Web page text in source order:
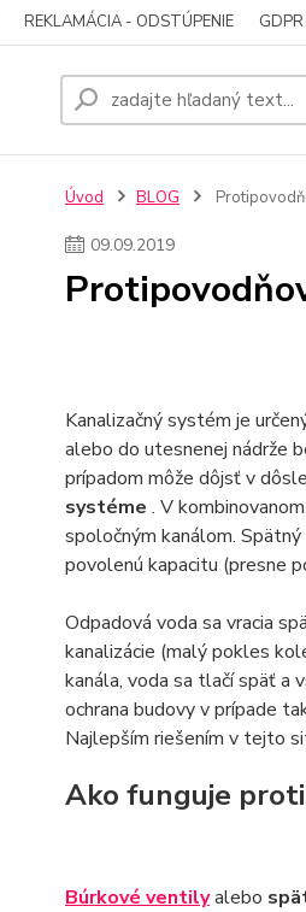
REKLAMÁCIA - ODSTÚPENIE GDPR
Úvod BLOG
09.09.2019
Kanalizačný systém je
alebo do utesnenej nádrže
prípadom môže dôjsť v
systéme . V
spoločným kanálom.
povolenú kapacitu (presne
Odpadová voda sa vracia
kanalizácie (malý pokles
kanála, voda sa tlačí späť a
ochrana budovy v prípade
Najlepším riešením v tejto
Ako funguje
Búrkové ventilyalebo